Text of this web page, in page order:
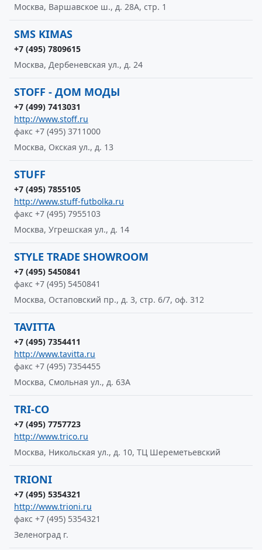
Москва, Варшавское ш., д. 28А, стр. 1
SMS KIMAS
+7 (495) 7809615
Москва, Дербеневская ул., д. 24
STOFF - ДОМ МОДЫ
+7 (499) 7413031
http://www.stoff.ru
факс +7 (495) 3711000
Москва, Окская ул., д. 13
STUFF
+7 (495) 7855105
http://www.stuff-futbolka.ru
факс +7 (495) 7955103
Москва, Угрешская ул., д. 14
STYLE TRADE SHOWROOM
+7 (495) 5450841
факс +7 (495) 5450841
Москва, Остаповский пр., д. 3, стр. 6/7, оф. 312
TAVITTA
+7 (495) 7354411
http://www.tavitta.ru
факс +7 (495) 7354455
Москва, Смольная ул., д. 63А
TRI-CO
+7 (495) 7757723
http://www.trico.ru
Москва, Никольская ул., д. 10, ТЦ Шереметьевский
TRIONI
+7 (495) 5354321
http://www.trioni.ru
факс +7 (495) 5354321
Зеленоград г.